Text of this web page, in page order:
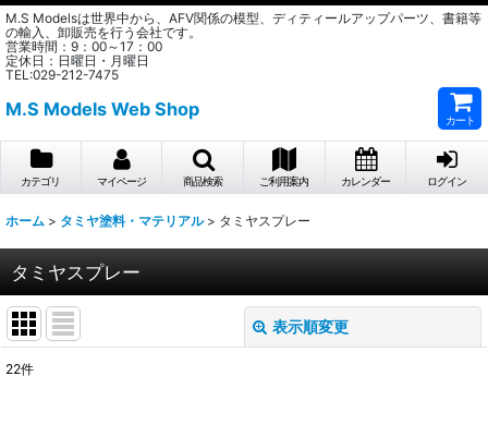
M.S Modelsは世界中から、AFV関係の模型、ディティールアップパーツ、書籍等
の輸入、卸販売を行う会社です。
営業時間：9：00～17：00
定休日：日曜日・月曜日
TEL:029-212-7475
M.S Models Web Shop
カート
カテゴリ マイページ 商品検索 ご利用案内 カレンダー ログイン
ホーム > タミヤ塗料・マテリアル > タミヤスプレー
タミヤスプレー
表示順変更
22件